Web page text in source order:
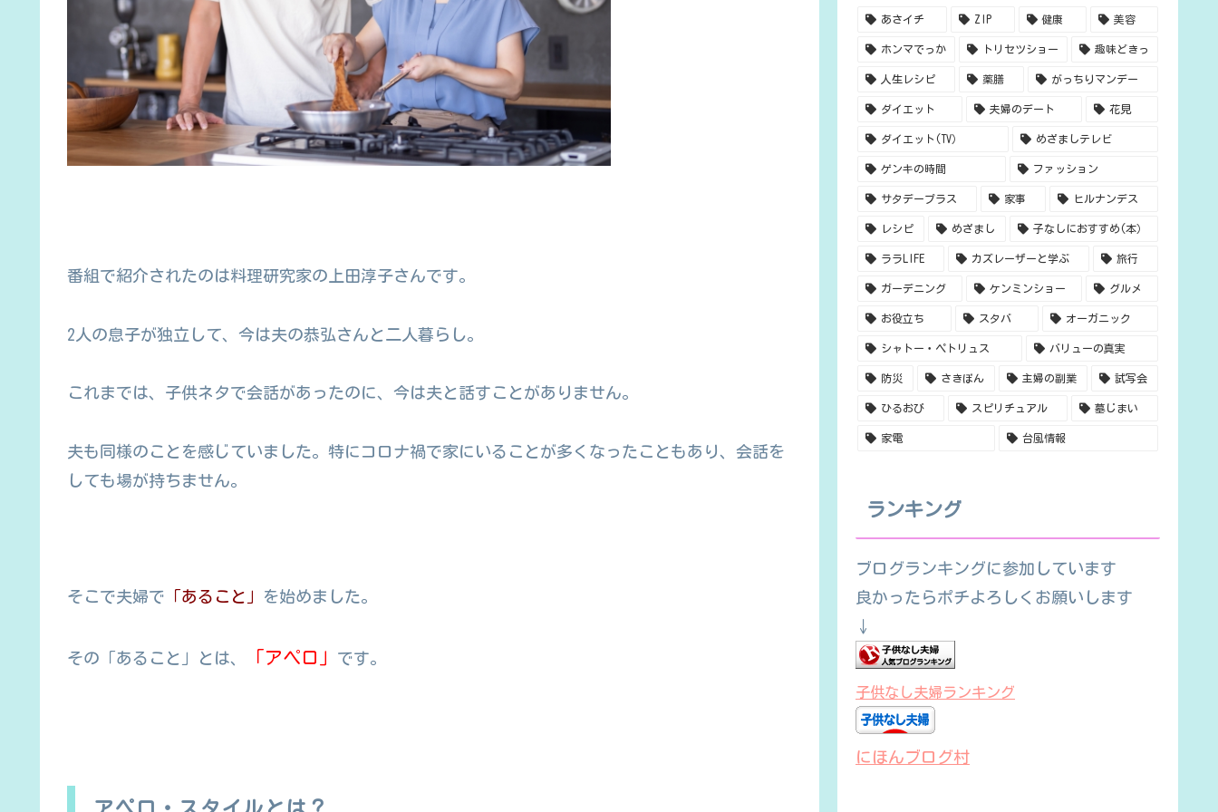
番組で紹介されたのは料理研究家の上田淳子さんです。
2人の息子が独立して、今は夫の恭弘さんと二人暮らし。
これまでは、子供ネタで会話があったのに、今は夫と話すことがありません。
夫も同様のことを感じていました。特にコロナ禍で家にいることが多くなったこともあり、会話を
しても場が持ちません。
そこで夫婦で 「あること」 を始めました。
その「あること」とは、 「アペロ」 です。
あさイチ ZIP 健康 美容
ホンマでっか トリセツショー 趣味どきっ
人生レシピ 薬膳 がっちりマンデー
ダイエット 夫婦のデート 花見
ダイエット(TV） めざましテレビ
ゲンキの時間 ファッション
サタデープラス 家事 ヒルナンデス
レシピ めざまし 子なしにおすすめ(本）
ララLIFE カズレーザーと学ぶ 旅行
ガーデニング ケンミンショー グルメ
お役立ち スタバ オーガニック
シャトー・ペトリュス バリューの真実
防災 さきぽん 主婦の副業 試写会
ひるおび スピリチュアル 墓じまい
家電 台風情報
ランキング
ブログランキングに参加しています
良かったらポチよろしくお願いします
↓
子供なし夫婦ランキング
にほんブログ村